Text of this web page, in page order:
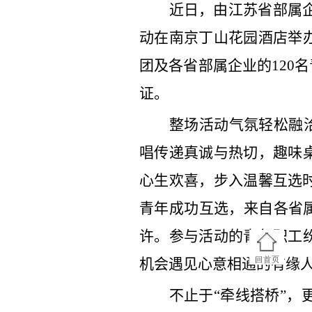
近 日 ，由江苏省部属
动在南京丁山花园酒店举
团及各省部属企业的120
证。
整场活动气氛轻松融
唱传递真诚与热切， 趣味
心生欢喜，步入温馨互选
青年成功互选，来自各省
许。参与活动的青年职工
机会遇见心意相通的有缘
不止于“牵线搭桥”，